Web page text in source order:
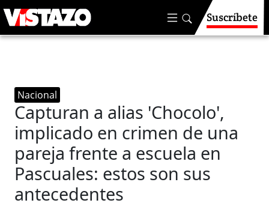
Suscríbete
Nacional
Capturan a alias 'Chocolo',
implicado en crimen de una
pareja frente a escuela en
Pascuales: estos son sus
antecedentes